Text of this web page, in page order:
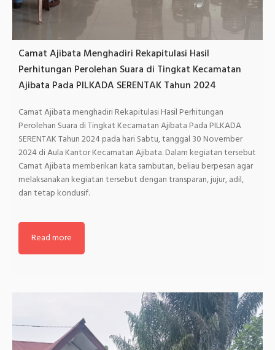
Camat Ajibata Menghadiri Rekapitulasi Hasil
Perhitungan Perolehan Suara di Tingkat Kecamatan
Ajibata Pada PILKADA SERENTAK Tahun 2024
Camat Ajibata menghadiri Rekapitulasi Hasil Perhitungan
Perolehan Suara di Tingkat Kecamatan Ajibata Pada PILKADA
SERENTAK Tahun 2024 pada hari Sabtu, tanggal 30 November
2024 di Aula Kantor Kecamatan Ajibata. Dalam kegiatan tersebut
Camat Ajibata memberikan kata sambutan, beliau berpesan agar
melaksanakan kegiatan tersebut dengan transparan, jujur, adil,
dan tetap kondusif.
Read more